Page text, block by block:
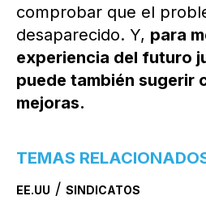
comprobar que el
desaparecido. Y, para
experiencia del futuro
puede también sugerir
mejoras.
TEMAS
EE.UU / SINDICATOS